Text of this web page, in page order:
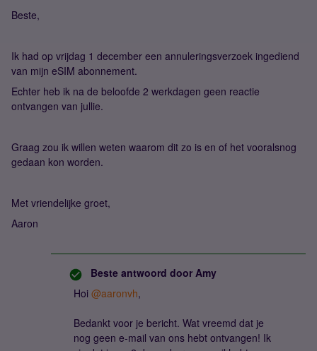
Beste,
Ik had op vrijdag 1 december een annuleringsverzoek ingediend
van mijn eSIM abonnement.
Echter heb ik na de beloofde 2 werkdagen geen reactie
ontvangen van jullie.
Graag zou ik willen weten waarom dit zo is en of het vooralsnog
gedaan kon worden.
Met vriendelijke groet,
Aaron
Beste antwoord door Amy
Hoi @aaronvh,
Bedankt voor je bericht. Wat vreemd dat je
nog geen e-mail van ons hebt ontvangen! Ik